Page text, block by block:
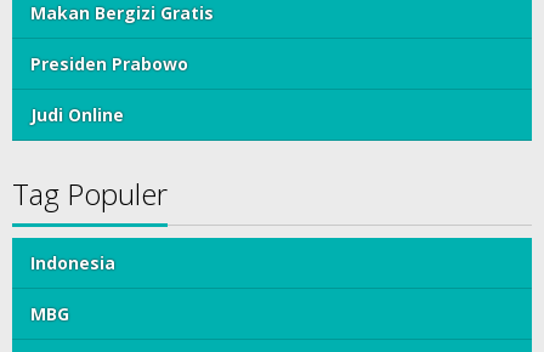
Makan Bergizi Gratis
Presiden Prabowo
Judi Online
Tag Populer
Indonesia
MBG